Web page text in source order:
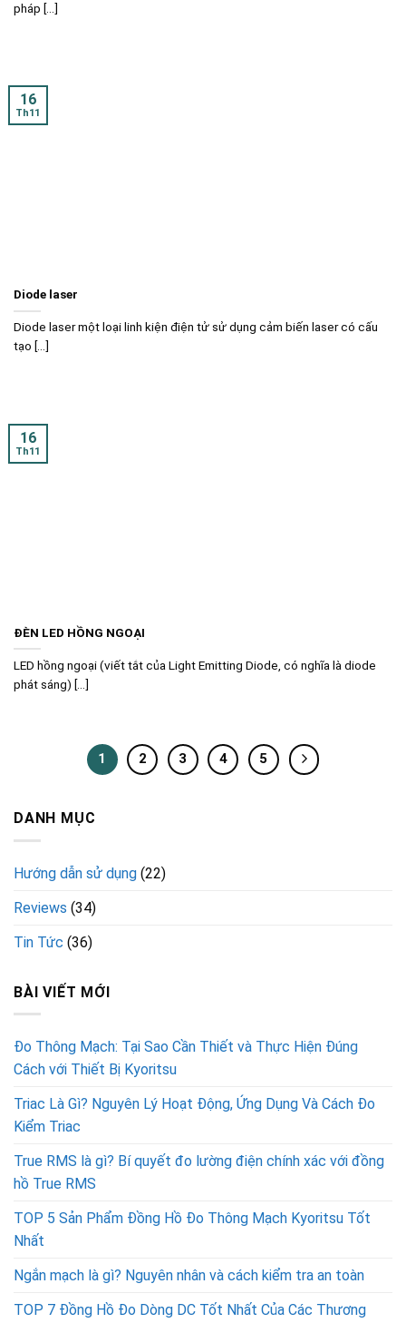
pháp [...]
Diode laser
Diode laser một loại linh kiện điện tử sử dụng cảm biến laser có cấu
tạo [...]
16
Th11
ĐÈN LED HỒNG NGOẠI
LED hồng ngoại (viết tắt của Light Emitting Diode, có nghĩa là diode
phát sáng) [...]
16
Th11
1 2 3 4 5
DANH MỤC
Hướng dẫn sử dụng (22)
Reviews (34)
Tin Tức (36)
BÀI VIẾT MỚI
Đo Thông Mạch: Tại Sao Cần Thiết và Thực Hiện Đúng
Cách với Thiết Bị Kyoritsu
Triac Là Gì? Nguyên Lý Hoạt Động, Ứng Dụng Và Cách Đo
Kiểm Triac
True RMS là gì? Bí quyết đo lường điện chính xác với đồng
hồ True RMS
TOP 5 Sản Phẩm Đồng Hồ Đo Thông Mạch Kyoritsu Tốt
Nhất
Ngắn mạch là gì? Nguyên nhân và cách kiểm tra an toàn
TOP 7 Đồng Hồ Đo Dòng DC Tốt Nhất Của Các Thương